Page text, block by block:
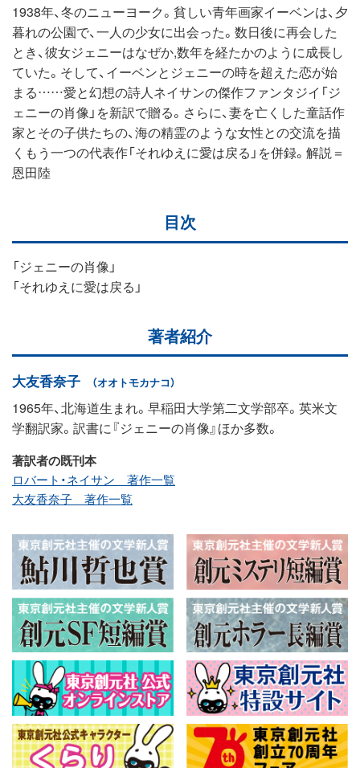
1938年、冬のニューヨーク。貧しい青年画家イーベンは、夕
暮れの公園で、一人の少女に出会った。数日後に再会した
とき、彼女ジェニーはなぜか,数年を経たかのように成長し
ていた。そして、イーベンとジェニーの時を超えた恋が始
まる……愛と幻想の詩人ネイサンの傑作ファンタジイ「ジ
ェニーの肖像」を新訳で贈る。さらに、妻を亡くした童話作
家とその子供たちの、海の精霊のような女性との交流を描
くもう一つの代表作「それゆえに愛は戻る」を併録。解説＝
恩田陸
目次
「ジェニーの肖像」
「それゆえに愛は戻る」
著者紹介
大友香奈子 （オオトモカナコ）
1965年、北海道生まれ。早稲田大学第二文学部卒。英米文
学翻訳家。訳書に『ジェニーの肖像』ほか多数。
著訳者の既刊本
ロバート・ネイサン 著作一覧
大友香奈子 著作一覧